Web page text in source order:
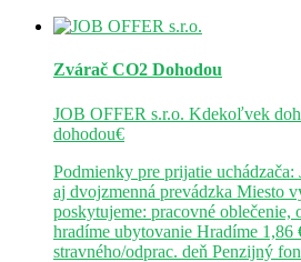
Zvárač CO2 Dohodou
JOB OFFER s.r.o. Kdekoľvek
dohodou€
Podmienky pre prijatie uchádzača:
aj dvojzmenná prevádzka Miesto
poskytujeme: pracovné oblečenie,
hradíme ubytovanie Hradíme 1,86
stravného/odprac. deň Penzijný